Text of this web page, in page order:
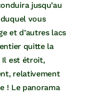
jusqu’au
vous
et d’autres lacs
quitte la
Il est étroit,
relativement
! Le panorama